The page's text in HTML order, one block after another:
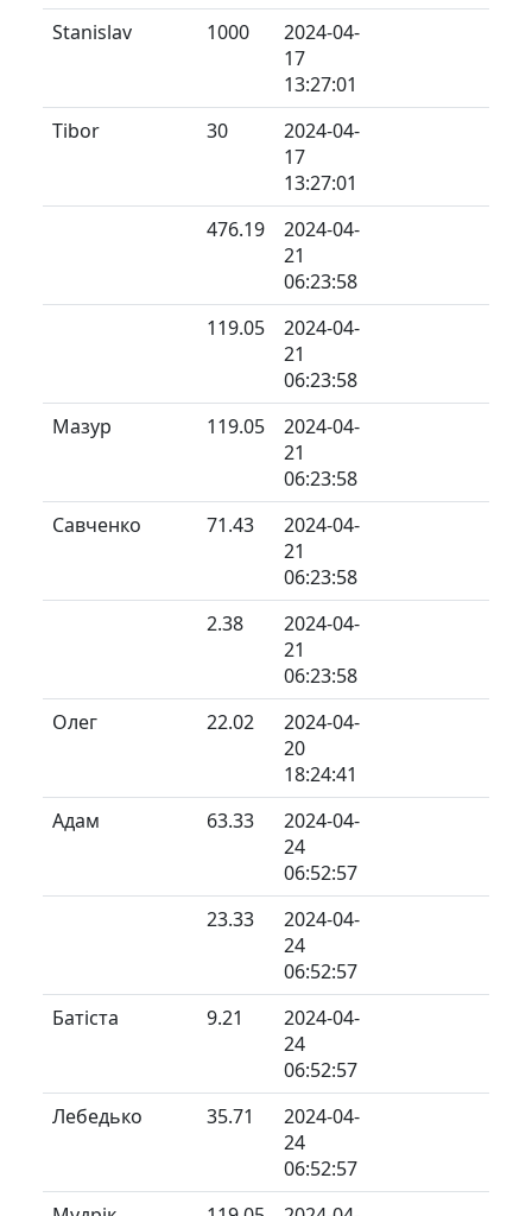
Stanislav
1000
2024-04-
17
13:27:01
Tibor
30
2024-04-
17
13:27:01
476.19
2024-04-
21
06:23:58
119.05
2024-04-
21
06:23:58
Мазур
119.05
2024-04-
21
06:23:58
Савченко
71.43
2024-04-
21
06:23:58
2.38
2024-04-
21
06:23:58
Олег
22.02
2024-04-
20
18:24:41
Адам
63.33
2024-04-
24
06:52:57
23.33
2024-04-
24
06:52:57
Батіста
9.21
2024-04-
24
06:52:57
Лебедько
35.71
2024-04-
24
06:52:57